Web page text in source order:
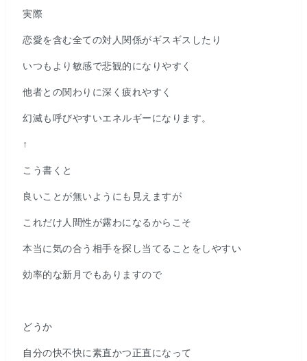
実際
恋愛を含む全ての対人関係がギスギスしたり
いつもより敏感で悲観的になりやすく
他者との関わりに深く疲れやすく
幻滅も呼びやすいエネルギーになります。
↑
こう書くと
良いことが無いようにも見えますが
これだけ人間性が露わになるからこそ
本当に気の合う相手を探し当てることをしやすい
効率的な新月でもありますので
どうか
自分の快不快に素直かつ正直になって